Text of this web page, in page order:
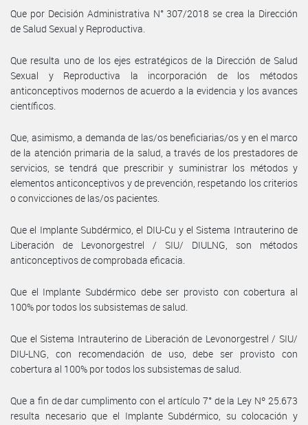
Que por Decisión Administrativa N° 307/2018 se crea la Dirección
de Salud Sexual y Reproductiva.
Que resulta uno de los ejes estratégicos de la Dirección de Salud
Sexual y Reproductiva la incorporación de los métodos
anticonceptivos modernos de acuerdo a la evidencia y los avances
científicos.
Que, asimismo, a demanda de las/os beneficiarias/os y en el marco
de la atención primaria de la salud, a través de los prestadores de
servicios, se tendrá que prescribir y suministrar los métodos y
elementos anticonceptivos y de prevención, respetando los criterios
o convicciones de las/os pacientes.
Que el Implante Subdérmico, el DIU-Cu y el Sistema Intrauterino de
Liberación de Levonorgestrel / SIU/ DIULNG, son métodos
anticonceptivos de comprobada eficacia.
Que el Implante Subdérmico debe ser provisto con cobertura al
100% por todos los subsistemas de salud.
Que el Sistema Intrauterino de Liberación de Levonorgestrel / SIU/
DIU-LNG, con recomendación de uso, debe ser provisto con
cobertura al 100% por todos los subsistemas de salud.
Que a fin de dar cumplimento con el artículo 7° de la Ley Nº 25.673
resulta necesario que el Implante Subdérmico, su colocación y